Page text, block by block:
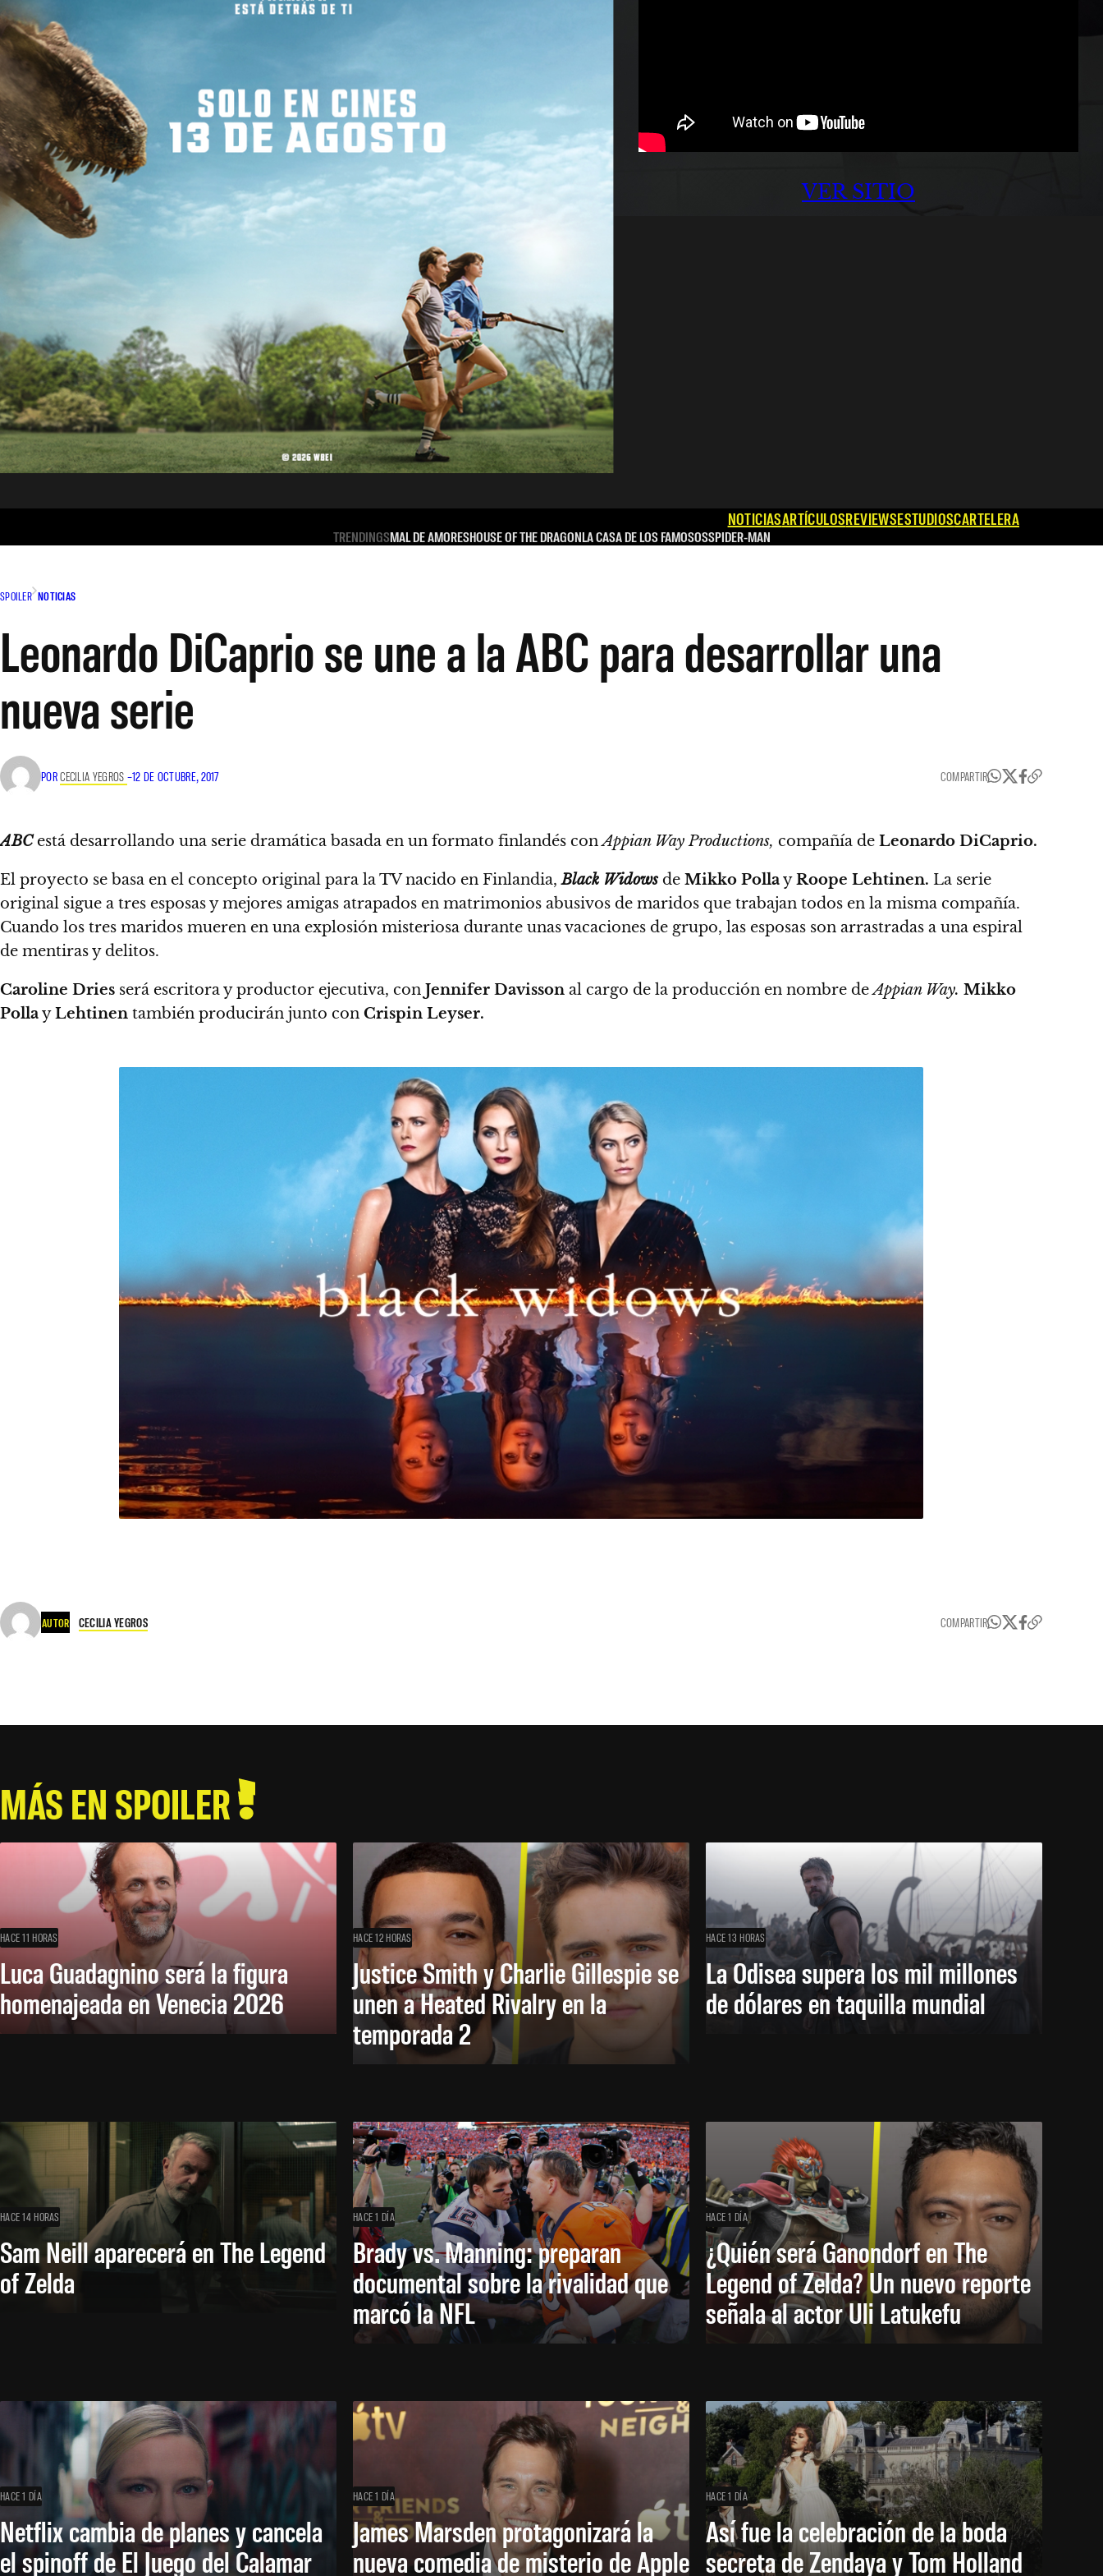
VER SITIO
NOTICIASARTÍCULOSREVIEWSESTUDIOSCARTELERA
TRENDINGSMAL DE AMORESHOUSE OF THE DRAGONLA CASA DE LOS FAMOSOSSPIDER-MAN
SPOILER NOTICIAS
Leonardo DiCaprio se une a la ABC para desarrollar una
nueva serie
PORCECILIA YEGROS –12 DE OCTUBRE, 2017 COMPARTIR
ABCestá desarrollando una serie dramática basada en un formato finlandés conAppian Way Productions, compañía de Leonardo DiCaprio.
El proyecto se basa en el concepto original para la TV nacido en Finlandia,Black Widows de Mikko PollayRoope Lehtinen. La serie
original sigue a tres esposas y mejores amigas atrapados en matrimonios abusivos de maridos que trabajan todos en la misma compañía.
Cuando los tres maridos mueren en una explosión misteriosa durante unas vacaciones de grupo, las esposas son arrastradas a una espiral
de mentiras y delitos.
Caroline Dries será escritora y productor ejecutiva, con Jennifer Davisson al cargo de la producción en nombre deAppian Way. Mikko
PollayLehtinen también producirán junto con Crispin Leyser.
AUTOR CECILIA YEGROS COMPARTIR
MÁS EN SPOILER
HACE 11 HORAS
Luca Guadagnino será la figura
homenajeada en Venecia 2026
HACE 12 HORAS
Justice Smith y Charlie Gillespie se
unen a Heated Rivalry en la
temporada 2
HACE 13 HORAS
La Odisea supera los mil millones
de dólares en taquilla mundial
HACE 14 HORAS
Sam Neill aparecerá en The Legend
of Zelda
HACE 1 DÍA
Brady vs. Manning: preparan
documental sobre la rivalidad que
marcó la NFL
HACE 1 DÍA
¿Quién será Ganondorf en The
Legend of Zelda? Un nuevo reporte
señala al actor Uli Latukefu
HACE 1 DÍA
Netflix cambia de planes y cancela
el spinoff de El Juego del Calamar
HACE 1 DÍA
James Marsden protagonizará la
nueva comedia de misterio de Apple
HACE 1 DÍA
Así fue la celebración de la boda
secreta de Zendaya y Tom Holland